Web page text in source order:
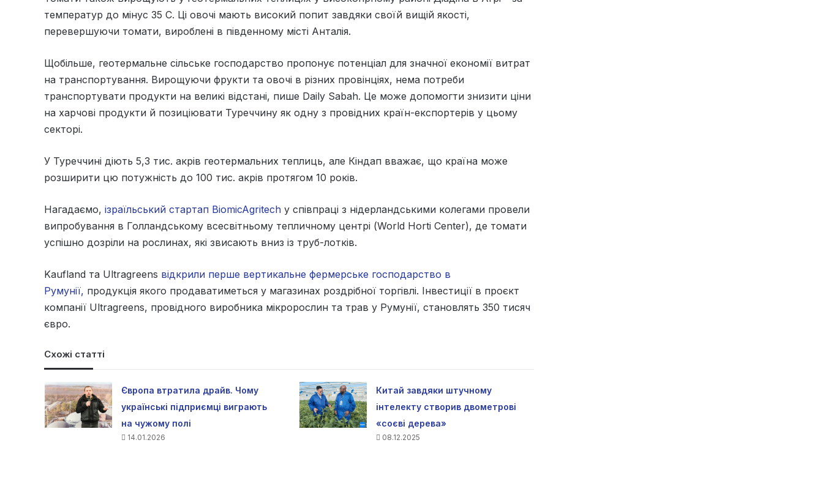
температур до мінус 35 С. Ці овочі мають високий попит завдяки своїй вищій якості,
перевершуючи томати, вироблені в південному місті Анталія.
Щобільше, геотермальне сільське господарство пропонує потенціал для значної економії витрат
на транспортування. Вирощуючи фрукти та овочі в різних провінціях, нема потреби
транспортувати продукти на великі відстані, пише Daily Sabah. Це може допомогти знизити ціни
на харчові продукти й позиціювати Туреччину як одну з провідних країн-експортерів у цьому
секторі.
У Туреччині діють 5,3 тис. акрів геотермальних теплиць, але Кіндап вважає, що країна може
розширити цю потужність до 100 тис. акрів протягом 10 років.
Нагадаємо, ізраїльський стартап BiomicAgritech у співпраці з нідерландськими колегами провели
випробування в Голландському всесвітньому тепличному центрі (World Horti Center), де томати
успішно дозріли на рослинах, які звисають вниз із труб-лотків.
Kaufland та Ultragreens відкрили перше вертикальне фермерське господарство в
Румунії, продукція якого продаватиметься у магазинах роздрібної торгівлі. Інвестиції в проєкт
компанії Ultragreens, провідного виробника мікророслин та трав у Румунії, становлять 350 тисяч
євро.
Схожі статті
Європа втратила драйв. Чому
українські підприємці виграють
на чужому полі
14.01.2026
Китай завдяки штучному
інтелекту створив двометрові
«соєві дерева»
08.12.2025